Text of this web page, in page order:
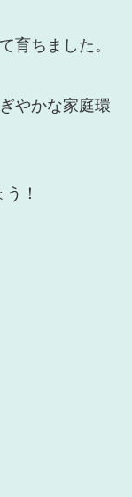
育ちました。
やかな家庭環
！